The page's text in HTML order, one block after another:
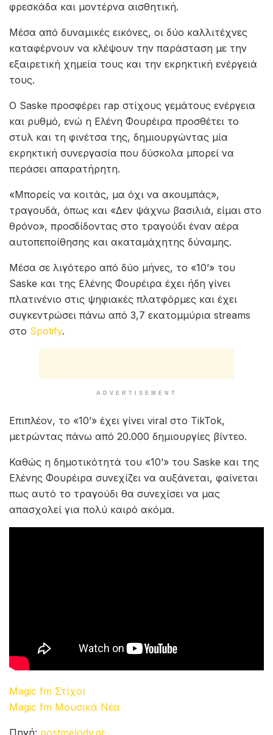
φρεσκάδα και μοντέρνα αισθητική.
Μέσα από δυναμικές εικόνες, οι δύο καλλιτέχνες
καταφέρνουν να κλέψουν την παράσταση με την
εξαιρετική χημεία τους και την εκρηκτική ενέργειά
τους.
Ο Saske προσφέρει rap στίχους γεμάτους ενέργεια
και ρυθμό, ενώ η Ελένη Φουρέιρα προσθέτει το
στυλ και τη φινέτσα της, δημιουργώντας μία
εκρηκτική συνεργασία που δύσκολα μπορεί να
περάσει απαρατήρητη.
«Μπορείς να κοιτάς, μα όχι να ακουμπάς»,
τραγουδά, όπως και «Δεν ψάχνω βασιλιά, είμαι στο
θρόνο», προσδίδοντας στο τραγούδι έναν αέρα
αυτοπεποίθησης και ακαταμάχητης δύναμης.
Μέσα σε λιγότερο από δύο μήνες, το «10’» του
Saske και της Ελένης Φουρέιρα έχει ήδη γίνει
πλατινένιο στις ψηφιακές πλατφόρμες και έχει
συγκεντρώσει πάνω από 3,7 εκατομμύρια streams
στο Spotify.
ADVERTISEMENT
Επιπλέον, το «10’» έχει γίνει viral στο TikTok,
μετρώντας πάνω από 20.000 δημιουργίες βίντεο.
Καθώς η δημοτικότητά του «10’» του Saske και της
Ελένης Φουρέιρα συνεχίζει να αυξάνεται, φαίνεται
πως αυτό το τραγούδι θα συνεχίσει να μας
απασχολεί για πολύ καιρό ακόμα.
Magic fm Στίχοι
Magic fm Μουσικά Νέα
Πηγή: postmelody.gr